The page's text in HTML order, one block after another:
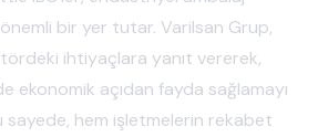
bir yer tutar. Varilsan Grup,
ihtiyaçlara yanıt vererek,
ekonomik açıdan fayda sağlamayı
sayede, hem işletmelerin rekabet